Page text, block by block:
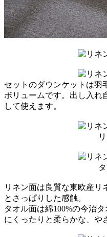
セットのダウンケットは羽
ボリュームです。出し入れ
して使えます。
リネン面は良質な東欧産リ
とさっぱりした感触。
タオル面は綿100%の今治
にくったりと柔らかな、や